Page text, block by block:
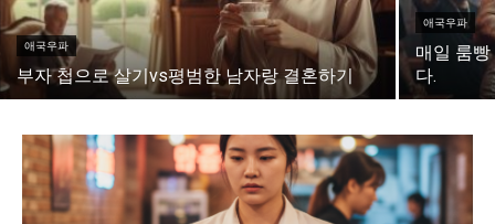
애국우파
부자 첩으로 살기vs평범한 남자랑 결혼하기
애국우파
매일 룸
다.